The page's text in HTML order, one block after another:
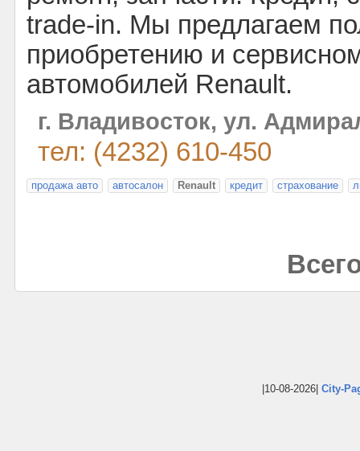
trade-in. Мы предлагаем
приобретению и
автомобилей Renault.
г. Владивосток, ул.
тел: (4232) 610-450
продажа авто автосалон Renault кредит страхование
|10-08-2026| City-